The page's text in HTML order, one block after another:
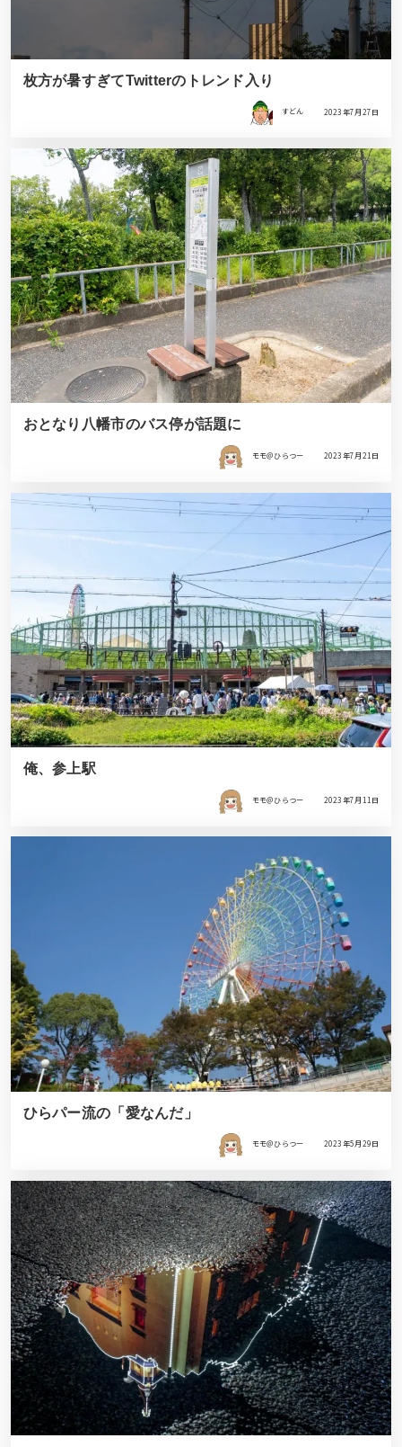
枚方が暑すぎてTwitterのトレンド入り
すどん 2023年7月27日
おとなり八幡市のバス停が話題に
モモ＠ひらつー 2023年7月21日
俺、参上駅
モモ＠ひらつー 2023年7月11日
ひらパー流の「愛なんだ」
モモ＠ひらつー 2023年5月29日